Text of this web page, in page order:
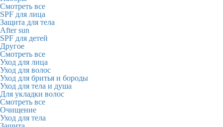
Смотреть все
SPF для лица
Защита для тела
After sun
SPF для детей
Другое
Смотреть все
Уход для лица
Уход для волос
Уход для бритья и бороды
Уход для тела и душа
Для укладки волос
Смотреть все
Очищение
Уход для тела